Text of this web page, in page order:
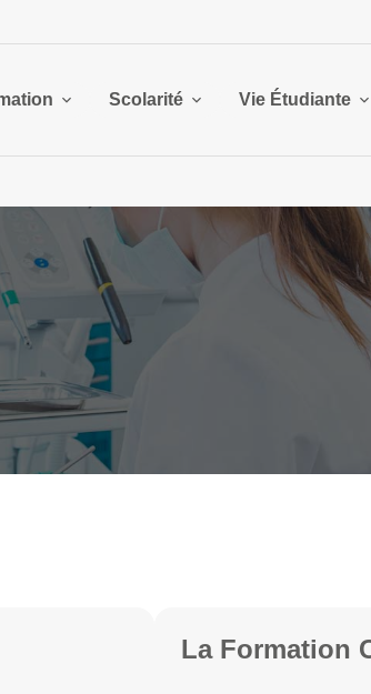
Scolarité Vie Étudiante
La Formation